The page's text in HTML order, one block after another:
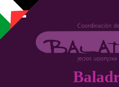
Pasar al contenido principal